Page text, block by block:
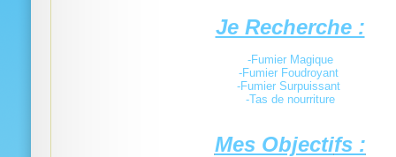
Je Recherche :
-Fumier Magique
-Fumier Foudroyant
-Fumier Surpuissant
-Tas de nourriture
Mes Objectifs :